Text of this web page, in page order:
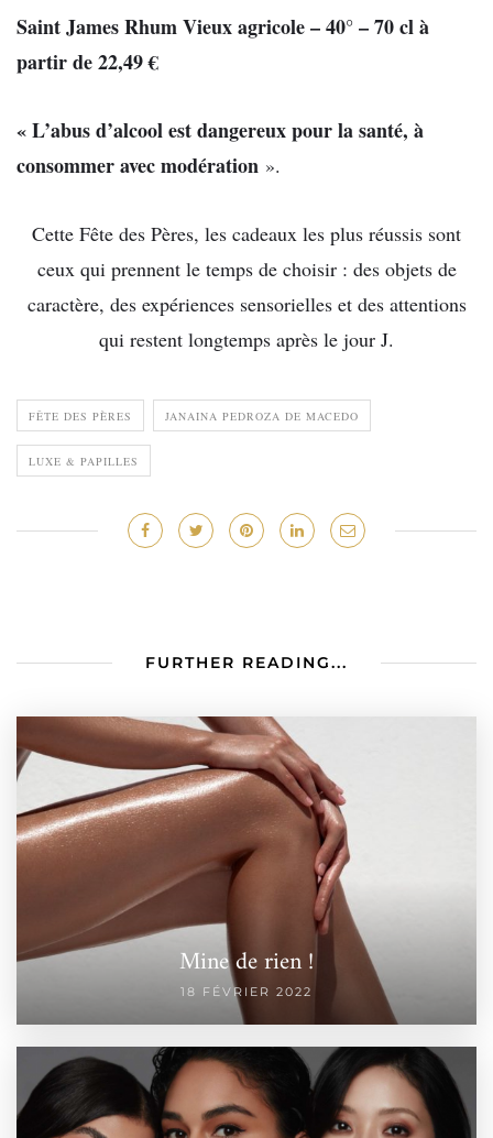
Saint James Rhum Vieux agricole – 40° – 70 cl à
partir de 22,49 €
« L’abus d’alcool est dangereux pour la santé, à
consommer avec modération ».
Cette Fête des Pères, les cadeaux les plus réussis sont
ceux qui prennent le temps de choisir : des objets de
caractère, des expériences sensorielles et des attentions
qui restent longtemps après le jour J.
FÊTE DES PÈRES JANAINA PEDROZA DE MACEDO
LUXE & PAPILLES
FURTHER READING...
Mine de rien !
18 FÉVRIER 2022